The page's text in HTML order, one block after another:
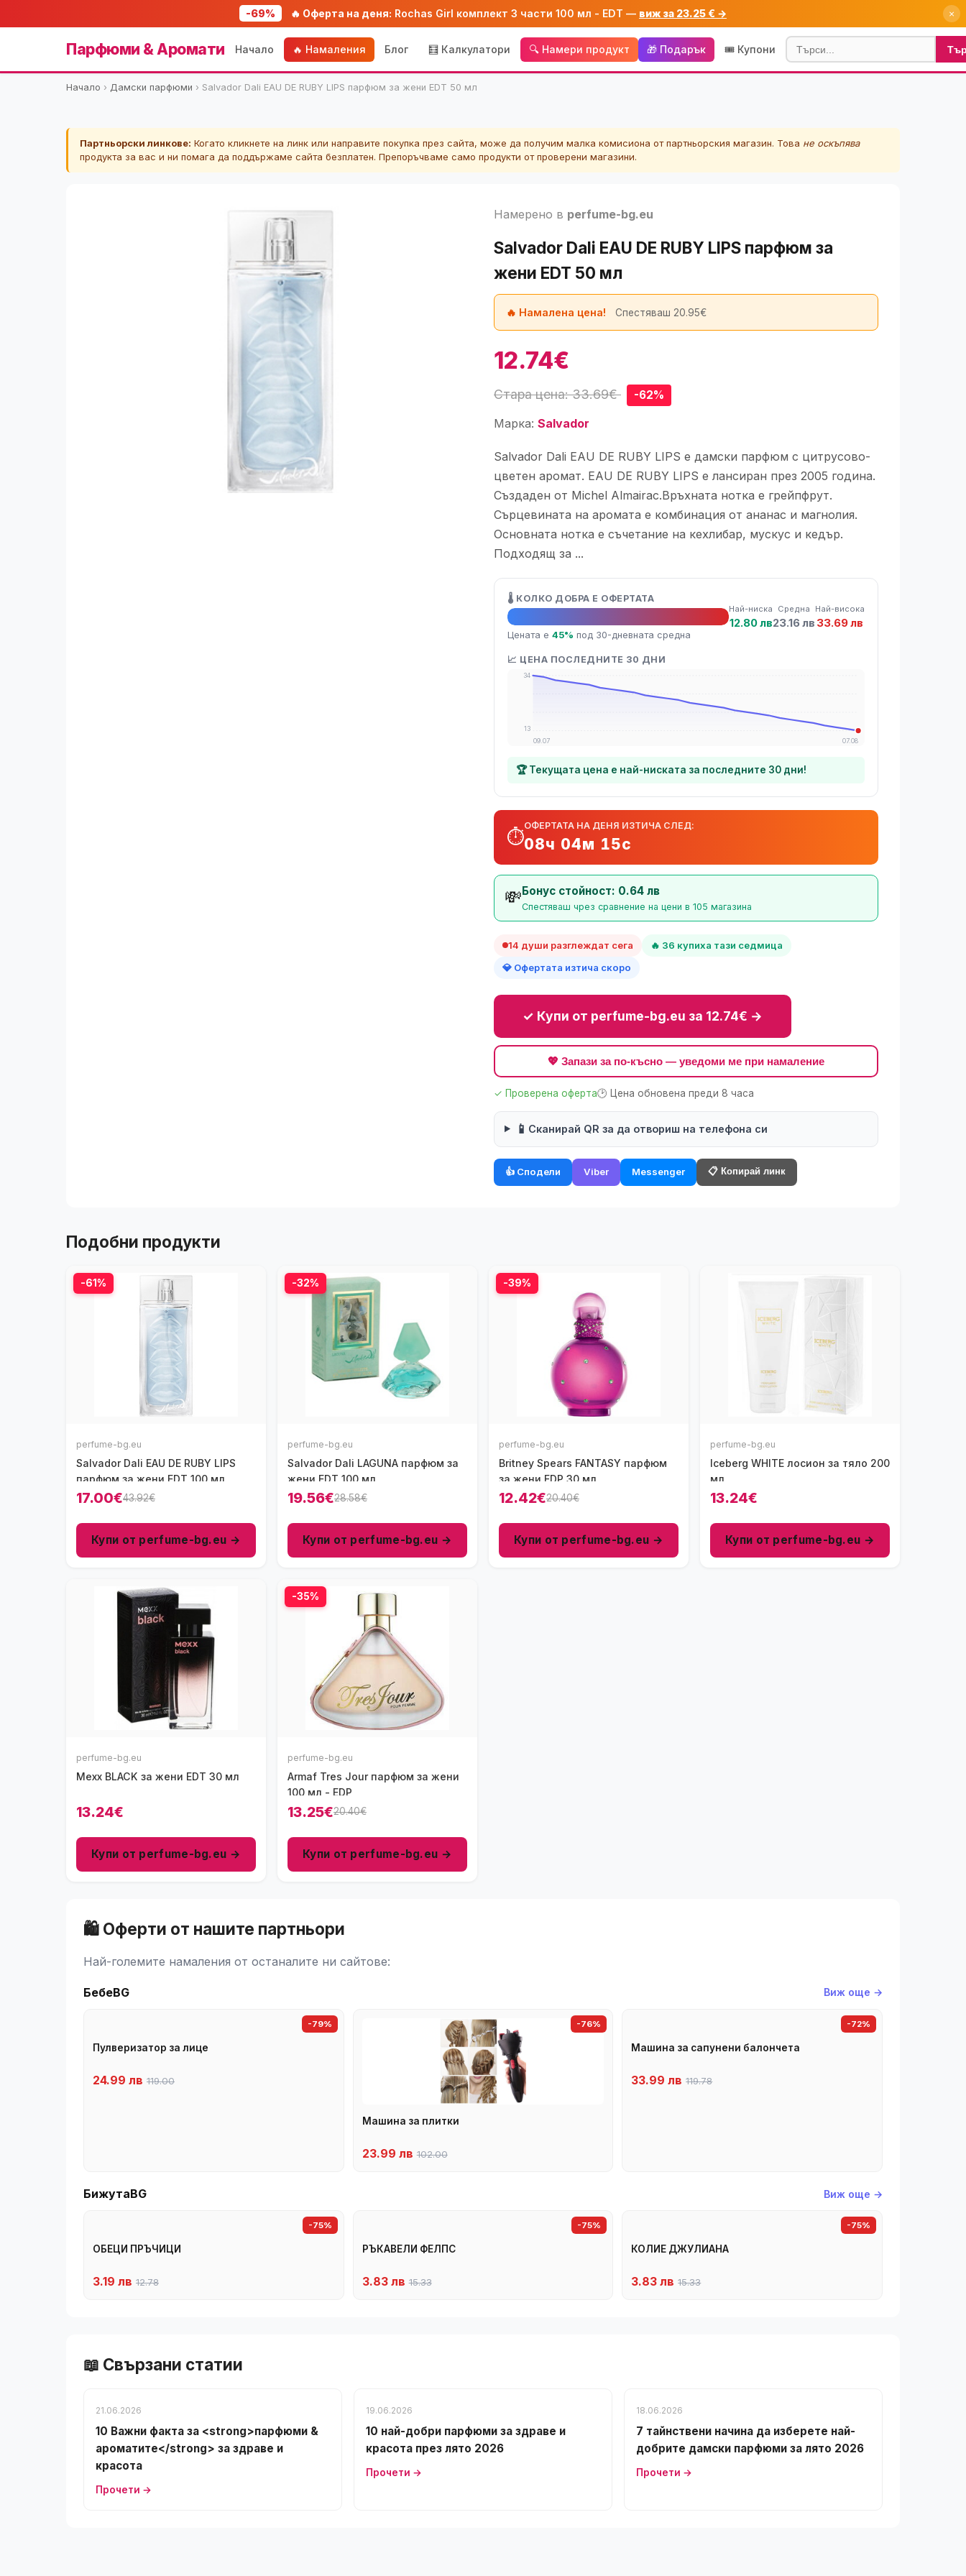
-69% 🔥 Оферта на деня: Rochas Girl комплект 3 части 100 мл - EDT — виж за 23.25 € → ×
Парфюми & Аромати Начало 🔥 Намаления Блог 🧮 Калкулатори 🔍 Намери продукт 🎁 Подарък 🎟️ Купони
Начало › Дамски парфюми › Salvador Dali EAU DE RUBY LIPS парфюм за жени EDT 50 мл
Партньорски линкове: Когато кликнете на линк или направите покупка през сайта, може да получим малка комисиона от партньорския магазин. Това не оскъпява
продукта за вас и ни помага да поддържаме сайта безплатен. Препоръчваме само продукти от проверени магазини.
Намерено в perfume-bg.eu
Salvador Dali EAU DE RUBY LIPS парфюм за
жени EDT 50 мл
🔥 Намалена цена! Спестяваш 20.95€
12.74€
Стара цена: 33.69€ -62%
Марка: Salvador
Salvador Dali EAU DE RUBY LIPS е дамски парфюм с цитрусово-
цветен аромат. EAU DE RUBY LIPS е лансиран през 2005 година.
Създаден от Michel Almairac.Връхната нотка е грейпфрут.
Сърцевината на аромата е комбинация от ананас и магнолия.
Основната нотка е съчетание на кехлибар, мускус и кедър.
Подходящ за ...
🌡️ КОЛКО ДОБРА Е ОФЕРТАТА
🔥 Топ оферта
Цената е 45% под 30-дневната средна
Най-ниска
12.80 лв
Средна
23.16 лв
Най-висока
33.69 лв
📈 ЦЕНА ПОСЛЕДНИТЕ 30 ДНИ
34
13
09.07
07.08
🏆 Текущата цена е най-ниската за последните 30 дни!
⏱️
ОФЕРТАТА НА ДЕНЯ ИЗТИЧА СЛЕД:
08ч 04м 14с
💸Бонус стойност: 0.64 лв
Спестяваш чрез сравнение на цени в 105 магазина
14 души разглеждат сега
🔥 36 купиха тази седмица
💎 Офертата изтича скоро
✓ Купи от perfume-bg.eu за 12.74€ →
💖 Запази за по-късно — уведоми ме при намаление
✓ Проверена оферта🕑 Цена обновена преди 8 часа
📱 Сканирай QR за да отвориш на телефона си
👍 Сподели Viber Messenger 📋 Копирай линк
Подобни продукти
-61%
perfume-bg.eu
Salvador Dali EAU DE RUBY LIPS
парфюм за жени EDT 100 мл
17.00€43.92€
Купи от perfume-bg.eu →
-32%
perfume-bg.eu
Salvador Dali LAGUNA парфюм за
жени EDT 100 мл
19.56€28.58€
Купи от perfume-bg.eu →
-39%
perfume-bg.eu
Britney Spears FANTASY парфюм
за жени EDP 30 мл
12.42€20.40€
Купи от perfume-bg.eu →
perfume-bg.eu
Iceberg WHITE лосион за тяло 200
мл
13.24€
Купи от perfume-bg.eu →
perfume-bg.eu
Mexx BLACK за жени EDT 30 мл
13.24€
Купи от perfume-bg.eu →
-35%
perfume-bg.eu
Armaf Tres Jour парфюм за жени
100 мл - EDP
13.25€20.40€
Купи от perfume-bg.eu →
🛍️ Оферти от нашите партньори
Най-големите намаления от останалите ни сайтове:
БебеBG Виж още →
-79%
Пулверизатор за лице
24.99 лв 119.00
-76%
Машина за плитки
23.99 лв 102.00
-72%
Машина за сапунени балончета
33.99 лв 119.78
БижутаBG Виж още →
-75%
ОБЕЦИ ПРЪЧИЦИ
3.19 лв 12.78
-75%
РЪКАВЕЛИ ФЕЛПС
3.83 лв 15.33
-75%
КОЛИЕ ДЖУЛИАНА
3.83 лв 15.33
📖 Свързани статии
21.06.2026
10 Важни факта за <strong>парфюми &
ароматите</strong> за здраве и
красота
Прочети →
19.06.2026
10 най-добри парфюми за здраве и
красота през лято 2026
Прочети →
18.06.2026
7 тайнствени начина да изберете най-
добрите дамски парфюми за лято 2026
Прочети →